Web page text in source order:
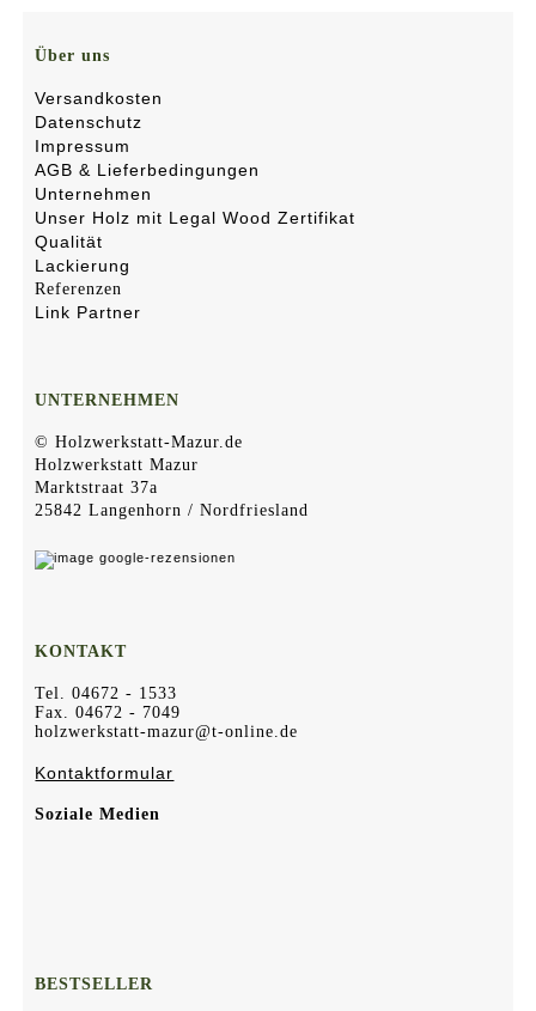
Über uns
Versandkosten
Datenschutz
Impressum
AGB & Lieferbedingungen
Unternehmen
Unser Holz mit Legal Wood Zertifikat
Qualität
Lackierung
Referenzen
Link Partner
UNTERNEHMEN
© Holzwerkstatt-Mazur.de
Holzwerkstatt Mazur
Marktstraat 37a
25842 Langenhorn / Nordfriesland
KONTAKT
Tel. 04672 - 1533
Fax. 04672 - 7049
holzwerkstatt-mazur@t-online.de
Kontaktformular
Soziale Medien
BESTSELLER